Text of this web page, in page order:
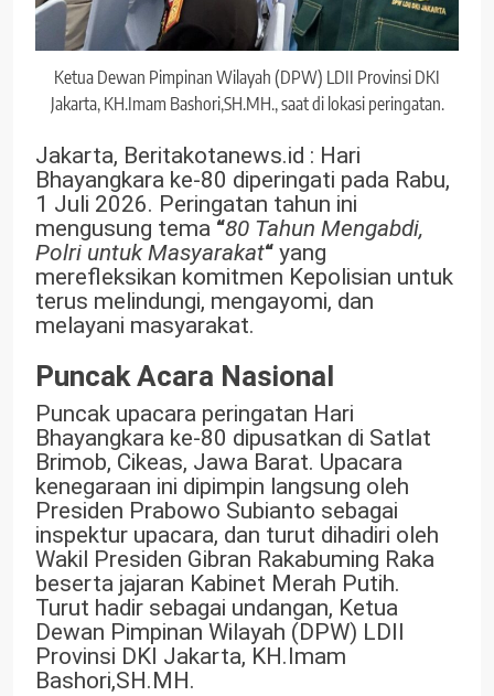
Ketua Dewan Pimpinan Wilayah (DPW) LDII Provinsi DKI
Jakarta, KH.Imam Bashori,SH.MH., saat di lokasi peringatan.
Jakarta, Beritakotanews.id : Hari
Bhayangkara ke-80 diperingati pada Rabu,
1 Juli 2026. Peringatan tahun ini
mengusung tema “80 Tahun Mengabdi,
Polri untuk Masyarakat“ yang
merefleksikan komitmen Kepolisian untuk
terus melindungi, mengayomi, dan
melayani masyarakat.
Puncak Acara Nasional
Puncak upacara peringatan Hari
Bhayangkara ke-80 dipusatkan di Satlat
Brimob, Cikeas, Jawa Barat. Upacara
kenegaraan ini dipimpin langsung oleh
Presiden Prabowo Subianto sebagai
inspektur upacara, dan turut dihadiri oleh
Wakil Presiden Gibran Rakabuming Raka
beserta jajaran Kabinet Merah Putih.
Turut hadir sebagai undangan, Ketua
Dewan Pimpinan Wilayah (DPW) LDII
Provinsi DKI Jakarta, KH.Imam
Bashori,SH.MH.